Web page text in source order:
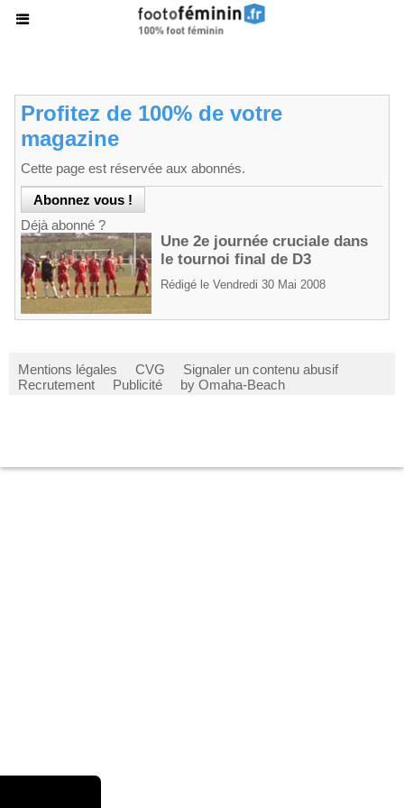
Profitez de 100% de votre
magazine
Cette page est réservée aux abonnés.
Déjà abonné ?
Une 2e journée cruciale dans
le tournoi final de D3
Rédigé le Vendredi 30 Mai 2008
Mentions légales CVG
Signaler un contenu abusif
Recrutement
Publicité by Omaha-Beach